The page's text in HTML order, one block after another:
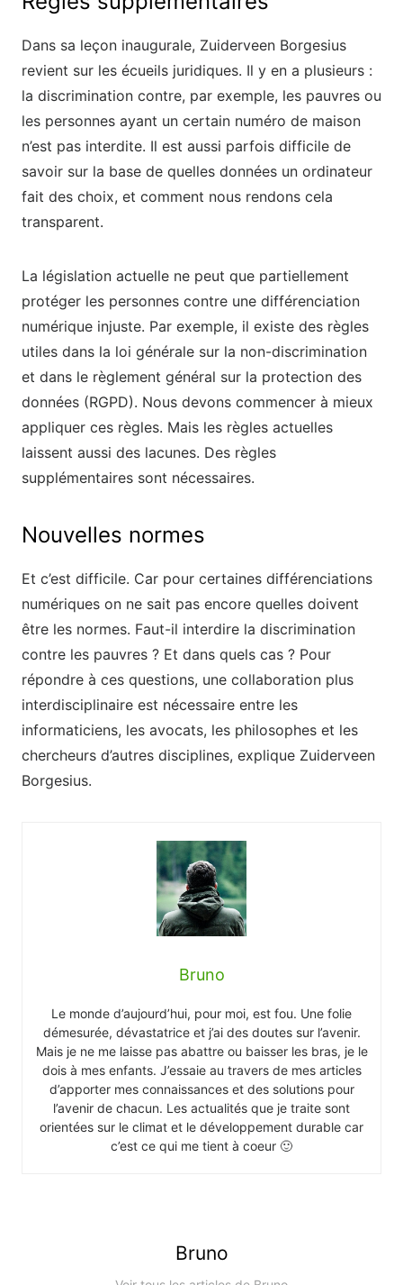
Dans sa leçon inaugurale, Zuiderveen Borgesius
revient sur les écueils juridiques. Il y en a plusieurs :
la discrimination contre, par exemple, les pauvres ou
les personnes ayant un certain numéro de maison
n’est pas interdite. Il est aussi parfois difficile de
savoir sur la base de quelles données un ordinateur
fait des choix, et comment nous rendons cela
transparent.
La législation actuelle ne peut que partiellement
protéger les personnes contre une différenciation
numérique injuste. Par exemple, il existe des règles
utiles dans la loi générale sur la non-discrimination
et dans le règlement général sur la protection des
données (RGPD). Nous devons commencer à mieux
appliquer ces règles. Mais les règles actuelles
laissent aussi des lacunes. Des règles
supplémentaires sont nécessaires.
Nouvelles normes
Et c’est difficile. Car pour certaines différenciations
numériques on ne sait pas encore quelles doivent
être les normes. Faut-il interdire la discrimination
contre les pauvres ? Et dans quels cas ? Pour
répondre à ces questions, une collaboration plus
interdisciplinaire est nécessaire entre les
informaticiens, les avocats, les philosophes et les
chercheurs d’autres disciplines, explique Zuiderveen
Borgesius.
Bruno
Le monde d’aujourd’hui, pour moi, est fou. Une folie
démesurée, dévastatrice et j’ai des doutes sur l’avenir.
Mais je ne me laisse pas abattre ou baisser les bras, je le
dois à mes enfants. J’essaie au travers de mes articles
d’apporter mes connaissances et des solutions pour
l’avenir de chacun. Les actualités que je traite sont
orientées sur le climat et le développement durable car
c’est ce qui me tient à coeur 🙂
Bruno